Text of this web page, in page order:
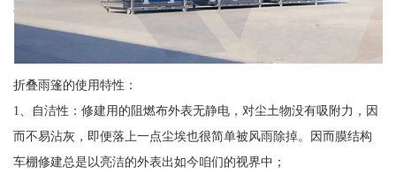
折叠雨篷的使用特性：
1、自洁性：修建用的阻燃布外表无静电，对尘土物没有吸附力，因
而不易沾灰，即便落上一点尘埃也很简单被风雨除掉。因而膜结构
车棚修建总是以亮洁的外表出如今咱们的视界中；